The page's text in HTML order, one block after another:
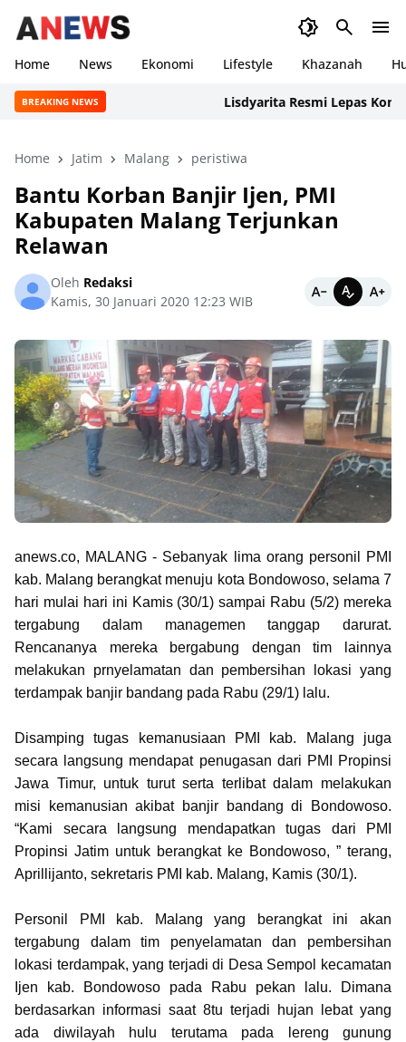
Home News Ekonomi Lifestyle Khazanah
BREAKING NEWS Lisdyarita Resmi Lepas
Home Jatim Malang peristiwa
Bantu Korban Banjir Ijen, PMI
Kabupaten Malang Terjunkan
Relawan
Oleh Redaksi
Kamis, 30 Januari 2020 12:23 WIB
anews.co, MALANG - Sebanyak lima orang personil PMI
kab. Malang berangkat menuju kota Bondowoso, selama 7
hari mulai hari ini Kamis (30/1) sampai Rabu (5/2) mereka
tergabung dalam managemen tanggap darurat.
Rencananya mereka bergabung dengan tim lainnya
melakukan prnyelamatan dan pembersihan lokasi yang
terdampak banjir bandang pada Rabu (29/1) lalu.
Disamping tugas kemanusiaan PMI kab. Malang juga
secara langsung mendapat penugasan dari PMI Propinsi
Jawa Timur, untuk turut serta terlibat dalam melakukan
misi kemanusian akibat banjir bandang di Bondowoso.
“Kami secara langsung mendapatkan tugas dari PMI
Propinsi Jatim untuk berangkat ke Bondowoso, ” terang,
Aprillijanto, sekretaris PMI kab. Malang, Kamis (30/1).
Personil PMI kab. Malang yang berangkat ini akan
tergabung dalam tim penyelamatan dan pembersihan
lokasi terdampak, yang terjadi di Desa Sempol kecamatan
Ijen kab. Bondowoso pada Rabu pekan lalu. Dimana
berdasarkan informasi saat 8tu terjadi hujan lebat yang
ada diwilayah hulu terutama pada lereng gunung